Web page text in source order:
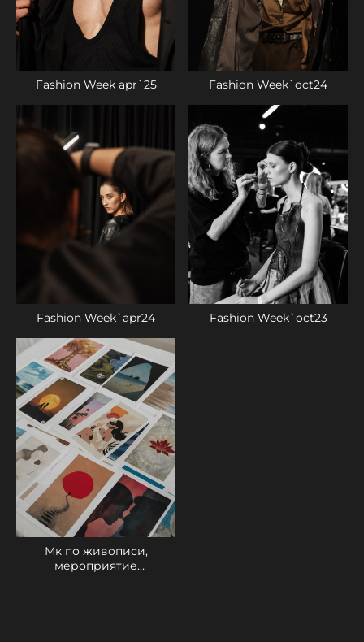
Fashion Week apr`25 Fashion Week`oct24
Fashion Week`apr24 Fashion Week`oct23
Мк по живописи,
мероприятие